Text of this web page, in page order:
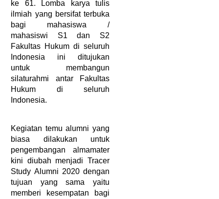
ke 61. Lomba karya tulis
ilmiah yang bersifat terbuka
bagi mahasiswa /
mahasiswi S1 dan S2
Fakultas Hukum di seluruh
Indonesia ini ditujukan
untuk membangun
silaturahmi antar Fakultas
Hukum di seluruh
Indonesia.
Kegiatan temu alumni yang
biasa dilakukan untuk
pengembangan almamater
kini diubah menjadi Tracer
Study Alumni 2020 dengan
tujuan yang sama yaitu
memberi kesempatan bagi